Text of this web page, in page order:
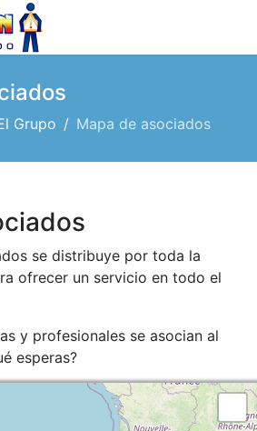
Grupo Mapa de asociados
se distribuye por toda la
ofrecer un servicio en todo el
y profesionales se asocian al
esperas?